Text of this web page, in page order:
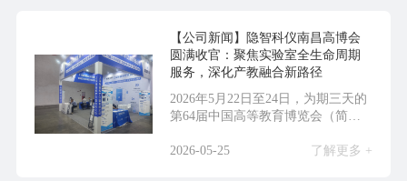
【公司新闻】隐智科仪南昌高博会
圆满收官：聚焦实验室全生命周期
服务，深化产教融合新路径
2026年5月22日至24日，为期三天的
第64届中国高等教育博览会（简
2026-05-25
了解更多 +